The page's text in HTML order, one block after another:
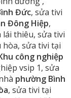
Đức, sửa tivi
Đông Hiệp,
thiêu, sửa tivi
sửa tivi tại
công nghiệp
vsip 1, sửa
phường Bình
, sửa tivi tại